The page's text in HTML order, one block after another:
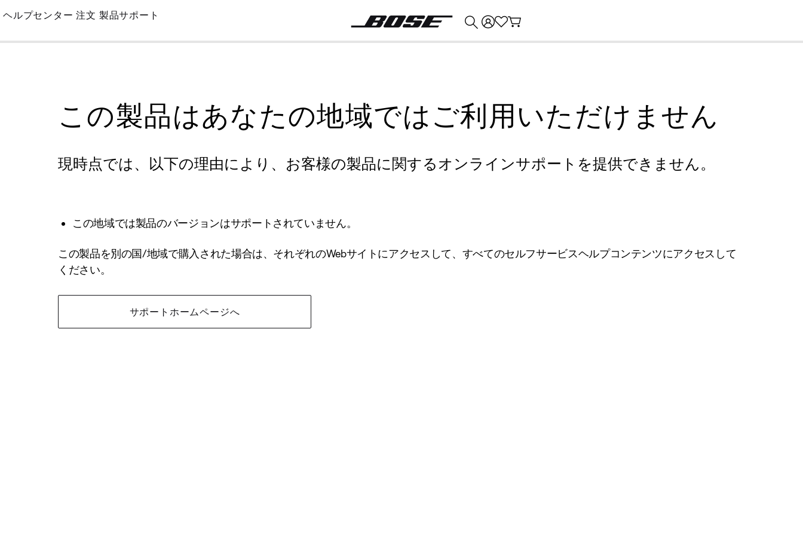
Skip
Main
ヘルプセンター 注文 製品サポート
この製品はあなたの地域ではご利用いただけません
現時点では、以下の理由により、お客様の製品に関するオンラインサポートを提供できません。
この地域では製品のバージョンはサポートされていません。
この製品を別の国/地域で購入された場合は、それぞれのWebサイトにアクセスして、すべてのセルフサービスヘルプコンテンツにアクセスして
ください。
サポートホームページへ